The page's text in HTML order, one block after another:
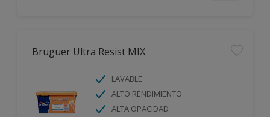
Bruguer Ultra Resist MIX
LAVABLE
ALTO RENDIMIENTO
ALTA OPACIDAD